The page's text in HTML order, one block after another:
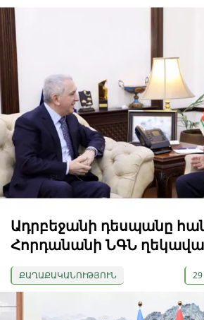
Ադրբեջանի դեսպանը
Հորդանանի ՆԳՆ
ՔԱՂԱՔԱԿԱՆՈՒԹՅՈՒՆ